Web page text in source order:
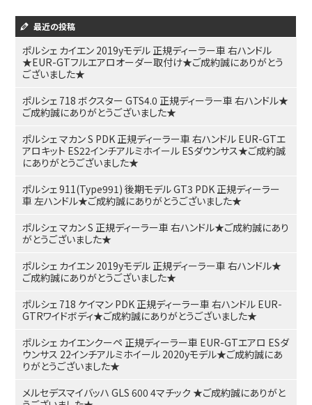
最近の投稿
ポルシェ カイエン 2019yモデル 正規ディーラー車 右ハンドル
★EUR-GTフルエアロオーダー取付け★ご成約誠にありがとう
ございました★
ポルシェ 718 ボクスター GTS4.0 正規ディーラー車 右ハンドル★
ご成約誠にありがとうございました★
ポルシェ マカン S PDK 正規ディーラー車 右ハンドル EUR-GTエ
アロキット ES22インチアルミホイール ESダウンサス★ご成約誠
にありがとうございました★
ポルシェ 911(Type991) 後期モデル GT3 PDK 正規ディーラー
車 左ハンドル★ご成約誠にありがとうございました★
ポルシェ マカン S 正規ディーラー車 右ハンドル★ご成約誠にあり
がとうございました★
ポルシェ カイエン 2019yモデル 正規ディーラー車 右ハンドル★
ご成約誠にありがとうございました★
ポルシェ 718 ケイマン PDK 正規ディーラー車 右ハンドル EUR-
GTRワイドボディ★ご成約誠にありがとうございました★
ポルシェ カイエンクーペ 正規ディーラー車 EUR-GTエアロ ESダ
ウンサス 22インチアルミホイール 2020yモデル★ご成約誠にあ
りがとうございました★
メルセデスマイバッハ GLS 600 4マチック ★ご成約誠にありがと